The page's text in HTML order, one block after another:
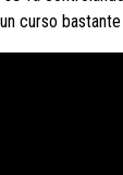
curso